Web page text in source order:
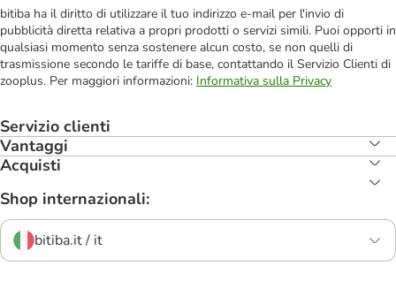
bitiba ha il diritto di utilizzare il tuo indirizzo e-mail per l'invio di
pubblicità diretta relativa a propri prodotti o servizi simili. Puoi opporti in
qualsiasi momento senza sostenere alcun costo, se non quelli di
trasmissione secondo le tariffe di base, contattando il Servizio Clienti di
zooplus. Per maggiori informazioni: Informativa sulla Privacy
Servizio clienti
Vantaggi
Acquisti
Shop internazionali:
bitiba.it / it